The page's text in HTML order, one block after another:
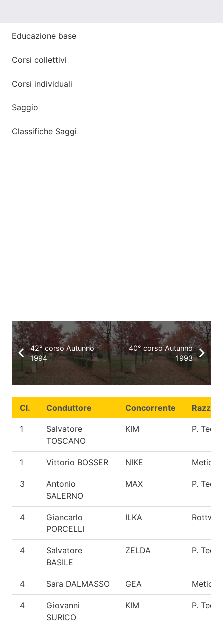
Educazione base
Corsi collettivi
Corsi individuali
Saggio
Classifiche Saggi
42° corso Autunno
1994
40° corso Autunno
1993
Cl. Conduttore Concorrente Razza
1
Salvatore
TOSCANO
KIM P.
1 Vittorio BOSSER NIKE
3
Antonio
SALERNO
MAX P.
4
Giancarlo
PORCELLI
ILKA
4
Salvatore
BASILE
ZELDA P.
4 Sara DALMASSO GEA
4
Giovanni
SURICO
KIM P.